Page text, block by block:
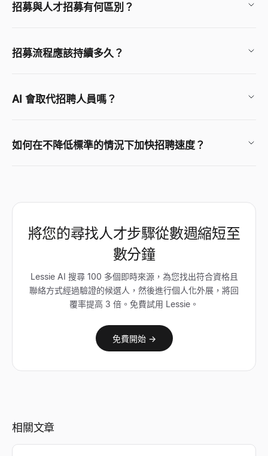
招募與人才招募有何區別？
招募流程應該持續多久？
AI 會取代招聘人員嗎？
如何在不降低標準的情況下加快招聘速度？
將您的尋找人才步驟從數週縮短至
數分鐘
Lessie AI 搜尋 100 多個即時來源，為您找出符合資格且
聯絡方式經過驗證的候選人，然後進行個人化外展，將回
覆率提高 3 倍。免費試用 Lessie。
免費開始 →
相關文章